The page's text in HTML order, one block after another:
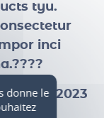
alohe
tyu.
inci
donne le